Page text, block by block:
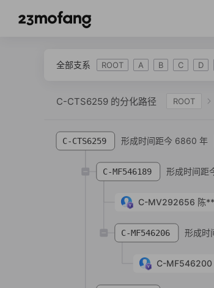
全部支系 ROOT A B C D
C-CTS6259 的分化路径 ROOT
C-CTS6259 形成时间距今 6860 年
C-MF546189 形成时间距
C-MV292656 陈**
C-MF546206 形成时
C-MF546200